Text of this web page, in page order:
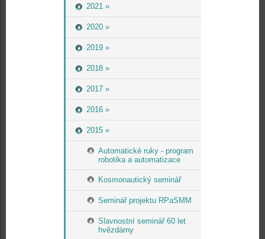
2021 »
2020 »
2019 »
2018 »
2017 »
2016 »
2015 »
Automatické ruky - program
robotika a automatizace
Kosmonautický seminář
Seminář projektu RPaSMM
Slavnostní seminář 60 let
hvězdárny